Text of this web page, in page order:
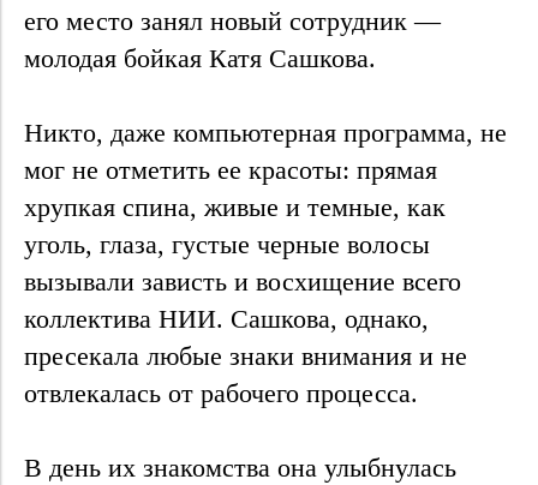
его место занял новый сотрудник —
молодая бойкая Катя Сашкова.
Никто, даже компьютерная программа, не
мог не отметить ее красоты: прямая
хрупкая спина, живые и темные, как
уголь, глаза, густые черные волосы
вызывали зависть и восхищение всего
коллектива НИИ. Сашкова, однако,
пресекала любые знаки внимания и не
отвлекалась от рабочего процесса.
В день их знакомства она улыбнулась